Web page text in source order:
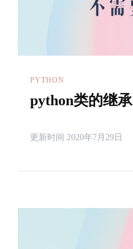
PYTHON
python类的继承
更新时间 2020年7月29日